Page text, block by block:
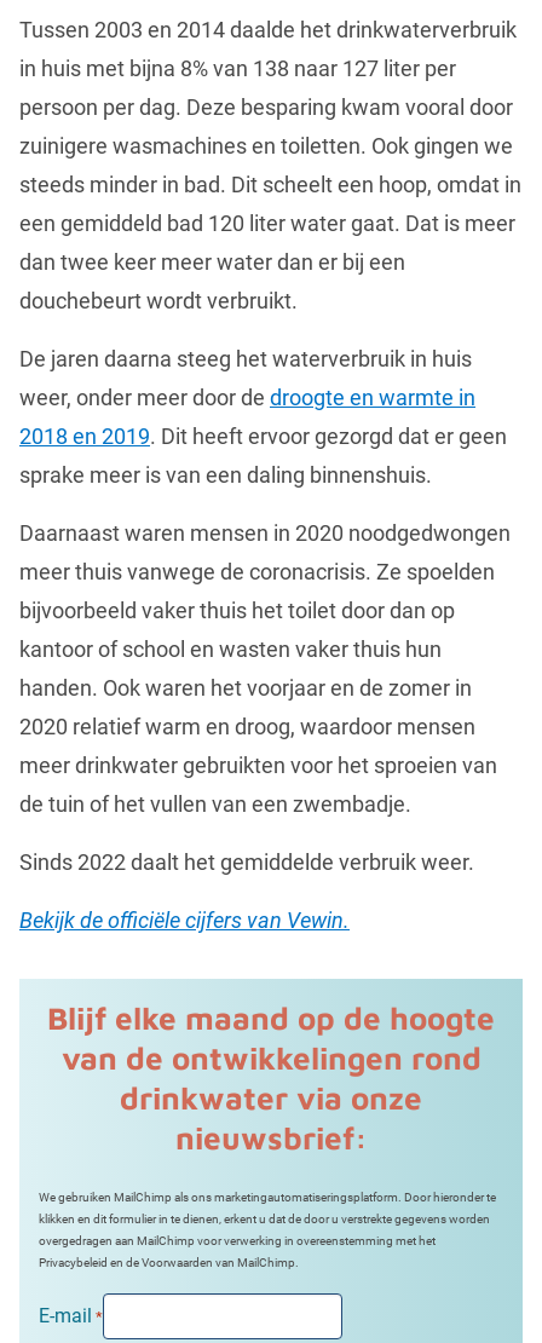
Tussen 2003 en 2014 daalde het drinkwaterverbruik
in huis met bijna 8% van 138 naar 127 liter per
persoon per dag. Deze besparing kwam vooral door
zuinigere wasmachines en toiletten. Ook gingen we
steeds minder in bad. Dit scheelt een hoop, omdat in
een gemiddeld bad 120 liter water gaat. Dat is meer
dan twee keer meer water dan er bij een
douchebeurt wordt verbruikt.
De jaren daarna steeg het waterverbruik in huis
weer, onder meer door de droogte en warmte in
2018 en 2019. Dit heeft ervoor gezorgd dat er geen
sprake meer is van een daling binnenshuis.
Daarnaast waren mensen in 2020 noodgedwongen
meer thuis vanwege de coronacrisis. Ze spoelden
bijvoorbeeld vaker thuis het toilet door dan op
kantoor of school en wasten vaker thuis hun
handen. Ook waren het voorjaar en de zomer in
2020 relatief warm en droog, waardoor mensen
meer drinkwater gebruikten voor het sproeien van
de tuin of het vullen van een zwembadje.
Sinds 2022 daalt het gemiddelde verbruik weer.
Bekijk de officiële cijfers van Vewin.
Blijf elke maand op de hoogte
van de ontwikkelingen rond
drinkwater via onze
nieuwsbrief:
We gebruiken MailChimp als ons marketingautomatiseringsplatform. Door hieronder te
klikken en dit formulier in te dienen, erkent u dat de door u verstrekte gegevens worden
overgedragen aan MailChimp voor verwerking in overeenstemming met het
Privacybeleid en de Voorwaarden van MailChimp.
E-mail *